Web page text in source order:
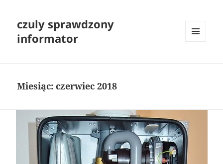
czuly sprawdzony
informator
Miesiąc:czerwiec 2018